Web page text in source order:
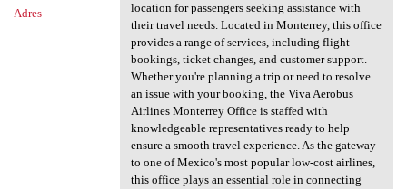
Adres
location for passengers seeking assistance with
their travel needs. Located in Monterrey, this office
provides a range of services, including flight
bookings, ticket changes, and customer support.
Whether you're planning a trip or need to resolve
an issue with your booking, the Viva Aerobus
Airlines Monterrey Office is staffed with
knowledgeable representatives ready to help
ensure a smooth travel experience. As the gateway
to one of Mexico's most popular low-cost airlines,
this office plays an essential role in connecting